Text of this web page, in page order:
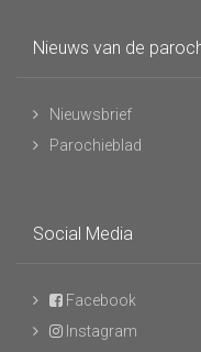
Nieuws van de
Nieuwsbrief
Parochieblad
Social Media
Facebook
Instagram